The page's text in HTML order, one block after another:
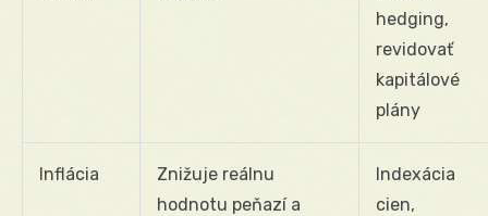
hedging,
revidovať
kapitálové
plány
Inflácia
Znižuje reálnu
hodnotu peňazí a
Indexácia
cien,